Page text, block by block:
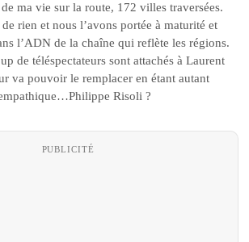
de ma vie sur la route, 172 villes traversées.
rien et nous l’avons portée à maturité et
l’ADN de la chaîne qui reflète les régions.
de téléspectateurs sont attachés à Laurent
va pouvoir le remplacer en étant autant
Risoli ?
PUBLICITÉ